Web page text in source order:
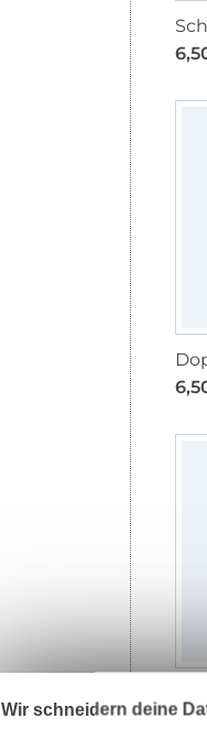
Wir schneidern deine